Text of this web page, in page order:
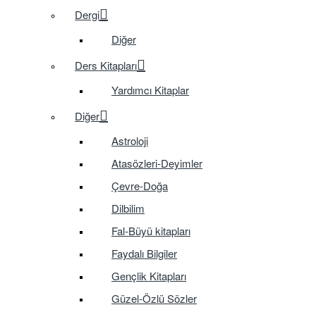
Dergi
Diğer
Ders Kitapları
Yardımcı Kitaplar
Diğer
Astroloji
Atasözleri-Deyimler
Çevre-Doğa
Dilbilim
Fal-Büyü kitapları
Faydalı Bilgiler
Gençlik Kitapları
Güzel-Özlü Sözler